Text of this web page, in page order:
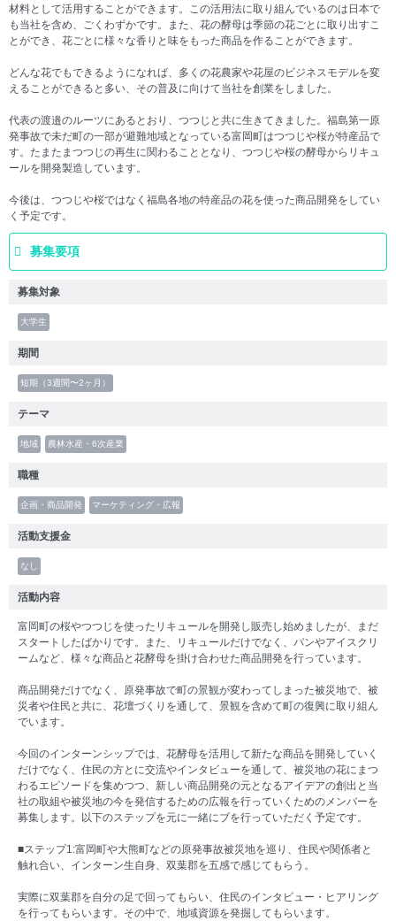
材料として活用することができます。この活用法に取り組んでいるのは日本で
も当社を含め、ごくわずかです。また、花の酵母は季節の花ごとに取り出すこ
とができ、花ごとに様々な香りと味をもった商品を作ることができます。
どんな花でもできるようになれば、多くの花農家や花屋のビジネスモデルを変
えることができると多い、その普及に向けて当社を創業をしました。
代表の渡邉のルーツにあるとおり、つつじと共に生きてきました。福島第一原
発事故で未だ町の一部が避難地域となっている富岡町はつつじや桜が特産品で
す。たまたまつつじの再生に関わることとなり、つつじや桜の酵母からリキュ
ールを開発製造しています。
今後は、つつじや桜ではなく福島各地の特産品の花を使った商品開発をしてい
く予定です。
募集要項
募集対象
大学生
期間
短期（3週間〜2ヶ月）
テーマ
地域 農林水産・6次産業
職種
企画・商品開発 マーケティング・広報
活動支援金
なし
活動内容
富岡町の桜やつつじを使ったリキュールを開発し販売し始めましたが、まだ
スタートしたばかりです。また、リキュールだけでなく、パンやアイスクリ
ームなど、様々な商品と花酵母を掛け合わせた商品開発を行っています。
商品開発だけでなく、原発事故で町の景観が変わってしまった被災地で、被
災者や住民と共に、花壇づくりを通して、景観を含めて町の復興に取り組ん
でいます。
今回のインターンシップでは、花酵母を活用して新たな商品を開発していく
だけでなく、住民の方とに交流やインタビューを通して、被災地の花にまつ
わるエピソードを集めつつ、新しい商品開発の元となるアイデアの創出と当
社の取組や被災地の今を発信するための広報を行っていくためのメンバーを
募集します。以下のステップを元に一緒にブを行っていただく予定です。
■ステップ1:富岡町や大熊町などの原発事故被災地を巡り、住民や関係者と
触れ合い、インターン生自身、双葉郡を五感で感じてもらう。
実際に双葉郡を自分の足で回ってもらい、住民のインタビュー・ヒアリング
を行ってもらいます。その中で、地域資源を発掘してもらいます。